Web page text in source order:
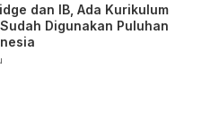
dan IB, Ada Kurikulum
Digunakan Puluhan